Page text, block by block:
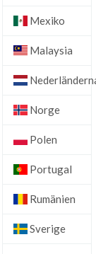
Mexiko
Malaysia
Norge
Polen
Portugal
Rumänien
Sverige